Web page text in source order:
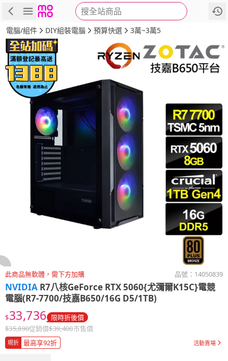
搜全站商品
商品 評價 詳情
電腦/組件 DIY組裝電腦 預算快選 3萬~3萬5
此商品無軟體，需下方加購 品號： 14050839
NVIDIA R7八核GeForce RTX 5060{尤彌爾K15C}電競
電腦(R7-7700/技嘉B650/16G D5/1TB)
$33,736 限時折後價
$35,890促銷價$39,400市售價
現折 最高享92折 活動賣場